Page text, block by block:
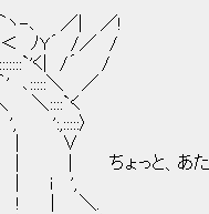
／| ／!
ﾉY´ /／ /
く| /´ /
＼ ／
::::`く
〉
| | ∨
と、あたしの事
| i ',
| ＼.